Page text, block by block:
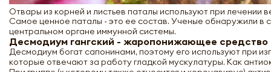
Отвары из корней и листьев паталы используют при лечении
Самое ценное паталы - это ее состав. Ученые обнаружили в
центральном органе иммунной системы.
Десмодиум гангский - жаропонижающее средство
Десмодиум богат сапонинами, поэтому его используют при
которые отвечают за работу гладкой мускулатуры. Как